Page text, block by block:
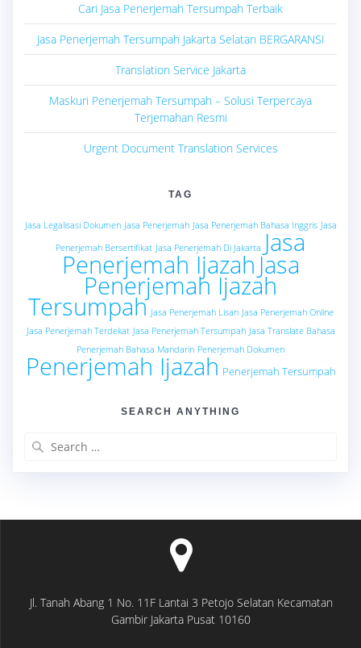
Cari Jasa Penerjemah Tersumpah Terbaik
Jasa Penerjemah Tersumpah Jakarta Selatan BERGARANSI
Translation Service Jakarta
Maskuri Penerjemah Tersumpah – Solusi Terpercaya
Terjemahan Resmi
Urgent Document Translation Services
TAG
Jasa Legalisasi Dokumen Jasa Penerjemah Jasa Penerjemah Bahasa Inggris Jasa
Penerjemah Bersertifikat Jasa Penerjemah Di Jakarta Jasa
Penerjemah Ijazah Jasa
Penerjemah Ijazah
Tersumpah Jasa Penerjemah Lisan Jasa Penerjemah Online
Jasa Penerjemah Terdekat Jasa Penerjemah Tersumpah Jasa Translate Bahasa
Penerjemah Bahasa Mandarin Penerjemah Dokumen
Penerjemah Ijazah Penerjemah Tersumpah
SEARCH ANYTHING
Jl. Tanah Abang 1 No. 11F Lantai 3 Petojo Selatan Kecamatan
Gambir Jakarta Pusat 10160